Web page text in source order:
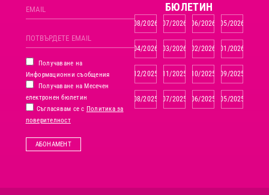
Получаване на
Информационни съобщения
Получаване на Месечен
електронен бюлетин
Съгласявам се с Политика за
поверителност
АБОНАМЕНТ
БЮЛЕТИН
08/2026 07/2026 06/2026 05/2026
04/2026 03/2026 02/2026 01/2026
12/2025 11/2025 10/2025 09/2025
08/2025 07/2025 06/2025 05/2025